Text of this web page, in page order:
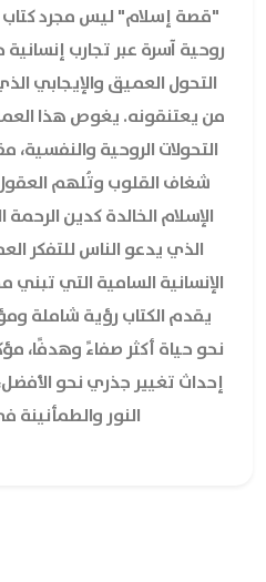
"قصة إسلام" ليس مجرد
روحية آسرة عبر تجارب
التحول العميق والإيجابي
من يعتنقونه. يغوص هذا
التحولات الروحية
شغاف القلوب وتُلهم
الإسلام الخالدة كدين
الذي يدعو الناس للتفكر
الإنسانية السامية التي
يقدم الكتاب رؤية شاملة
نحو حياة أكثر صفاءً وهدفًا،
إحداث تغيير جذري نحو
النور والطمأنينة